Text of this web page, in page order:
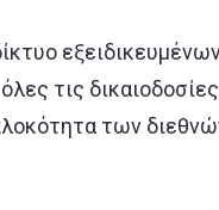
τις
των